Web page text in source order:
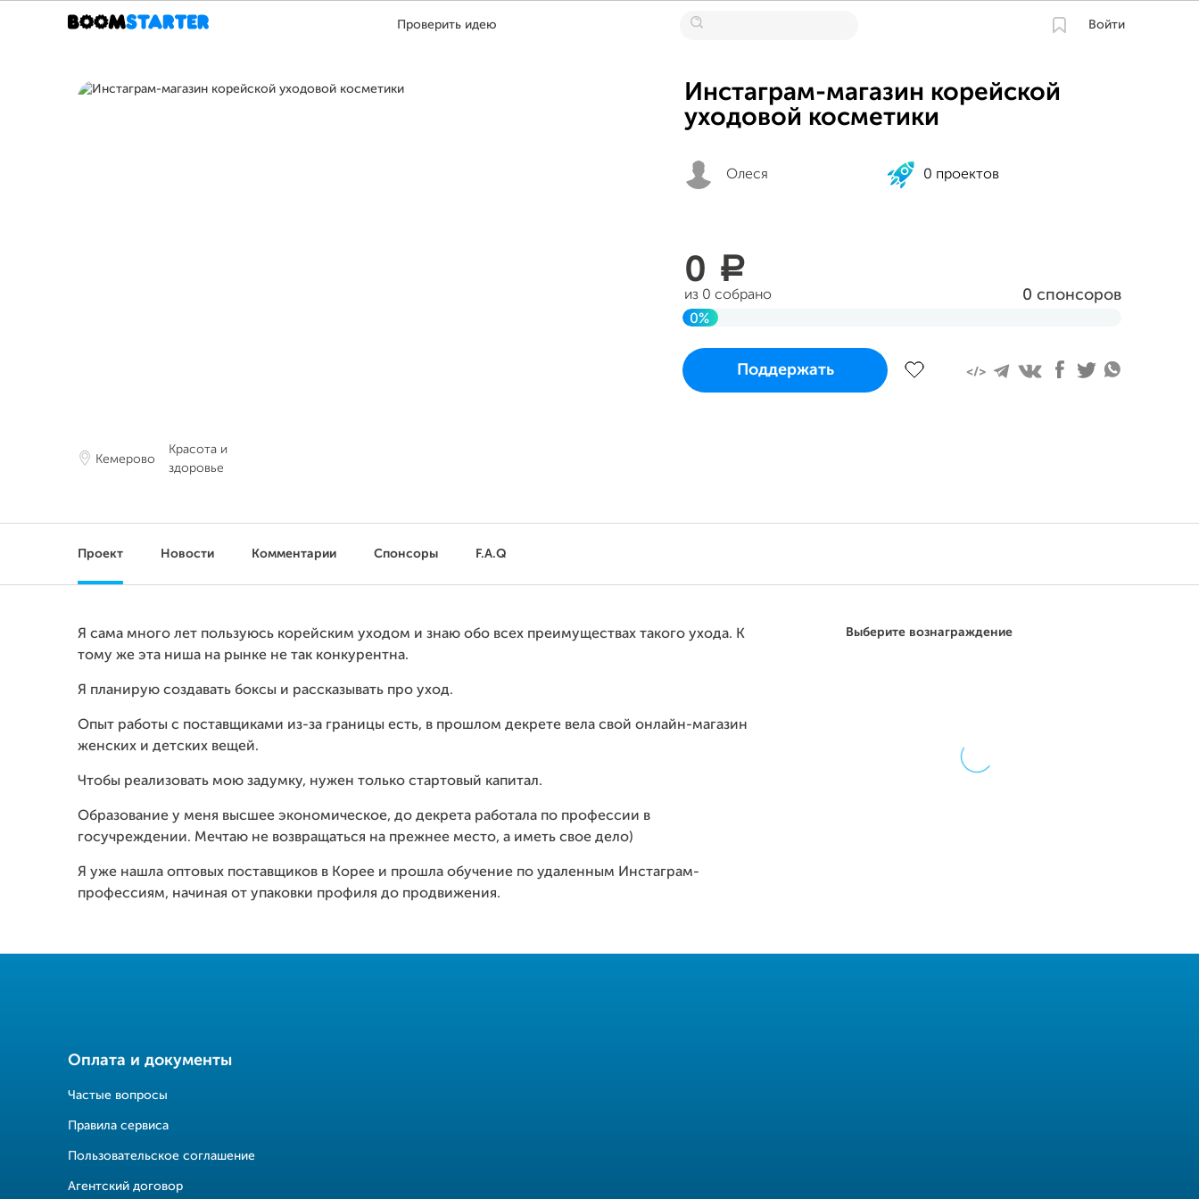
Проверить идею Войти
Кемерово
Красота и
здоровье
Инстаграм-магазин корейской
уходовой косметики
Олеся 0 проектов
0 a
из 0 собрано 0 спонсоров
0%
Проект начался и завершится
в четверг 20 июля 2023 в 16:21 MSK
Поддержать
Проект Новости Комментарии Спонсоры F.A.Q
Выберите вознаграждение
Я сама много лет пользуюсь корейским уходом и знаю обо всех преимуществах такого ухода. К
тому же эта ниша на рынке не так конкурентна.
Я планирую создавать боксы и рассказывать про уход.
Опыт работы с поставщиками из-за границы есть, в прошлом декрете вела свой онлайн-магазин
женских и детских вещей.
Чтобы реализовать мою задумку, нужен только стартовый капитал.
Образование у меня высшее экономическое, до декрета работала по профессии в
госучреждении. Мечтаю не возвращаться на прежнее место, а иметь свое дело)
Я уже нашла оптовых поставщиков в Корее и прошла обучение по удаленным Инстаграм-
профессиям, начиная от упаковки профиля до продвижения.
Оплата и документы
Частые вопросы
Правила сервиса
Пользовательское соглашение
Агентский договор